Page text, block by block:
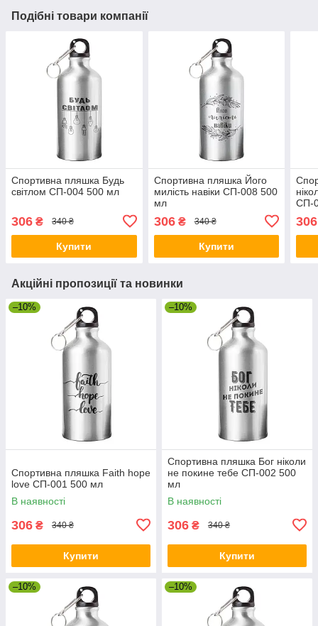
Подібні товари компанії
Спортивна пляшка Будь
світлом СП-004 500 мл
306 ₴ 340 ₴
Купити
Спортивна пляшка Його
милість навіки СП-008 500
мл
306₴ 340 ₴
Купити
СП-
306
Акційні пропозиції та новинки
–10%
Спортивна пляшка Faith hope
love СП-001 500 мл
В наявності
306 ₴ 340 ₴
Купити
–10%
Спортивна пляшка Бог ніколи
не покине тебе СП-002 500
мл
В наявності
306 ₴ 340 ₴
Купити
–10% –10%